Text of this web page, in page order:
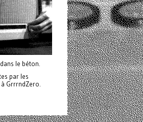
le béton.
par les
GrrrndZero.